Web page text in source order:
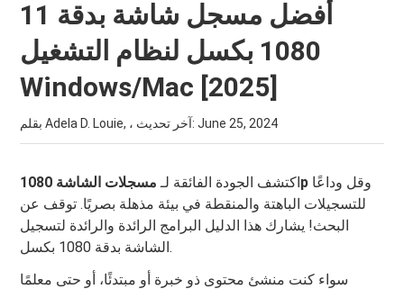
11 أفضل مسجل شاشة بدقة
1080 بكسل لنظام التشغيل
Windows/Mac [2025]
بقلم Adela D. Louie, ، آخر تحديث:June 25, 2024
اكتشف الجودة الفائقة لـمسجلات الشاشة 1080p
للتسجيلات الباهتة والمنقطة في بيئة مذهلة بصريًا. توقف عن
البحث! يشارك هذا الدليل البرامج الرائدة والرائدة لتسجيل
الشاشة بدقة 1080 بكسل.
سواء كنت منشئ محتوى ذو خبرة أو مبتدئًا، أو حتى معلمًا